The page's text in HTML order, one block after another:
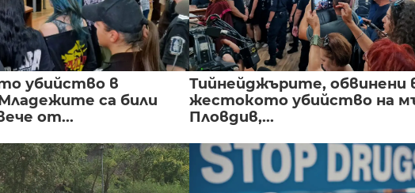
убийство в
са били
от...
Тийнейджърите, обвинени
жестокото убийство на
Пловдив,...